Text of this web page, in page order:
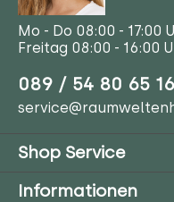
Mo - Do 08:00 - 17:00
Freitag 08:00 - 16:00
089 / 54 80 65
Shop Service
Informationen